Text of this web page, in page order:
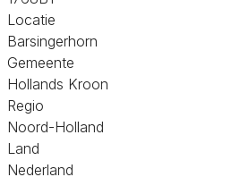
Locatie
Barsingerhorn
Gemeente
Hollands Kroon
Regio
Noord-Holland
Land
Nederland